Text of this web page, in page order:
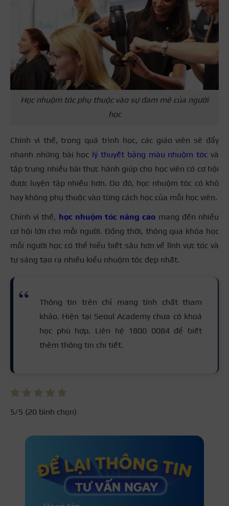
Học nhuộm tóc phụ thuộc vào sự đam mê của người
học
Chính vì thế, trong quá trình học, các giáo viên sẽ đẩy
nhanh những bài học lý thuyết bảng màu nhuộm tóc và
tập trung nhiều bài thực hành giúp cho học viên có cơ hội
được luyện tập nhiều hơn. Do đó, học nhuộm tóc có khó
hay không phụ thuộc vào từng cách học của mỗi học viên.
Chính vì thế, học nhuộm tóc nâng cao mang đến nhiều
cơ hội lớn cho mỗi người. Đồng thời, thông qua khóa học
mỗi người học có thể hiểu biết sâu hơn về lĩnh vực tóc và
tự sáng tạo ra nhiều kiểu nhuộm tóc đẹp nhất.
Thông tin trên chỉ mang tính chất tham
khảo. Hiện tại Seoul Academy chưa có khoá
học phù hợp. Liên hệ 1800 0084 để biết
thêm thông tin chi tiết.
5/5 (20 bình chọn)